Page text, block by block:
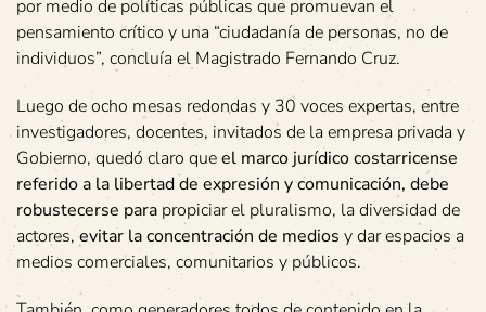
por medio de políticas públicas que promuevan el
pensamiento crítico y una “ciudadanía de personas, no de
individuos”, concluía el Magistrado Fernando Cruz.
Luego de ocho mesas redondas y 30 voces expertas, entre
investigadores, docentes, invitados de la empresa privada y
Gobierno, quedó claro queel marco jurídico costarricense
referido a la libertad de expresión y comunicación, debe
robustecerse para propiciar el pluralismo, la diversidad de
actores, evitar la concentración de medios y dar espacios a
medios comerciales, comunitarios y públicos.